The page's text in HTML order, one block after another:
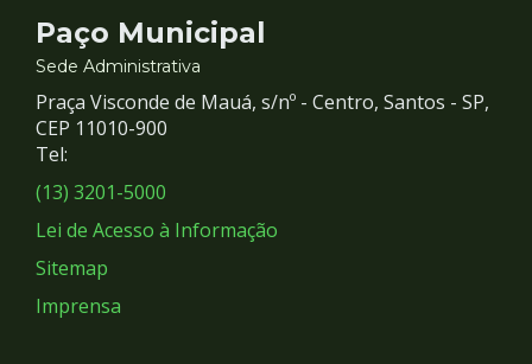
Contato
e
Redes
Sociais
Paço Municipal
Sede Administrativa
Praça Visconde de Mauá, s/nº - Centro, Santos - SP,
CEP 11010-900
Tel:
(13) 3201-5000
Lei de Acesso à Informação
Sitemap
Imprensa